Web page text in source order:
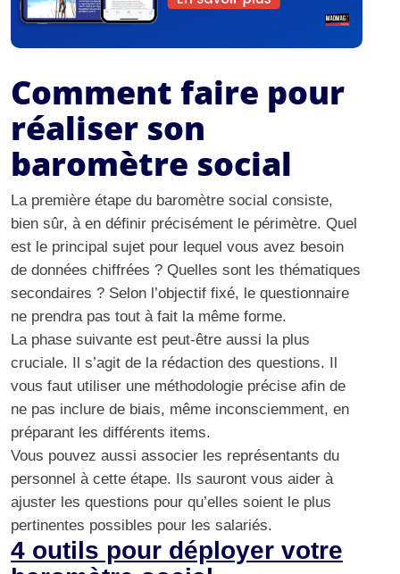
Comment faire pour
réaliser son
baromètre social
La première étape du baromètre social consiste,
bien sûr, à en définir précisément le périmètre. Quel
est le principal sujet pour lequel vous avez besoin
de données chiffrées ? Quelles sont les thématiques
secondaires ? Selon l’objectif fixé, le questionnaire
ne prendra pas tout à fait la même forme.
La phase suivante est peut-être aussi la plus
cruciale. Il s’agit de la rédaction des questions. Il
vous faut utiliser une méthodologie précise afin de
ne pas inclure de biais, même inconsciemment, en
préparant les différents items.
Vous pouvez aussi associer les représentants du
personnel à cette étape. Ils sauront vous aider à
ajuster les questions pour qu’elles soient le plus
pertinentes possibles pour les salariés.
4 outils pour déployer votre